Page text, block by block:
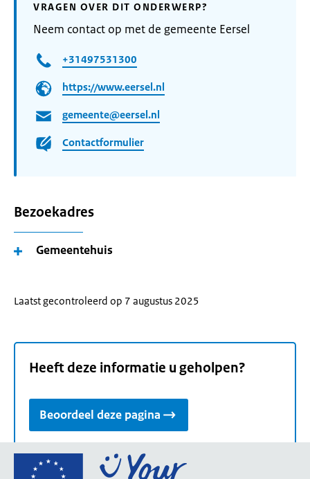
VRAGEN OVER DIT ONDERWERP?
Neem contact op met de gemeente Eersel
+31497531300
https://www.eersel.nl
gemeente@eersel.nl
Contactformulier
Bezoekadres
Gemeentehuis
Laatst gecontroleerd op 7 augustus 2025
Heeft deze informatie u geholpen?
Beoordeel deze pagina
Ga